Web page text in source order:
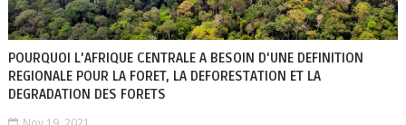
POURQUOI L'AFRIQUE CENTRALE A BESOIN D'UNE DEFINITION
REGIONALE POUR LA FORET, LA DEFORESTATION ET LA
DEGRADATION DES FORETS